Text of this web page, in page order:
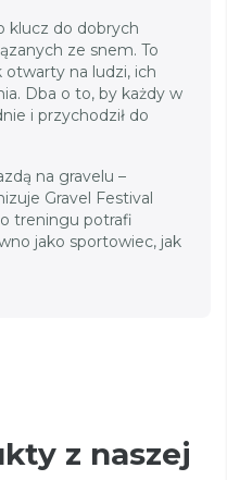
klucz do dobrych
ze snem. To
otwarty na ludzi, ich
Dba o to, by każdy w
i przychodził do
na gravelu –
Gravel Festival
treningu potrafi
jako sportowiec, jak
z naszej